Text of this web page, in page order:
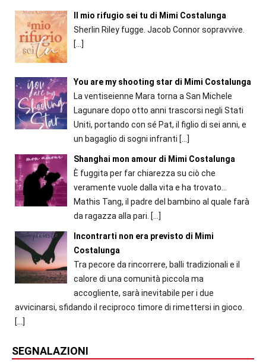
Il mio rifugio sei tu di Mimi Costalunga
Sherlin Riley fugge. Jacob Connor sopravvive.
[…]
You are my shooting star di Mimi Costalunga
La ventiseienne Mara torna a San Michele
Lagunare dopo otto anni trascorsi negli Stati
Uniti, portando con sé Pat, il figlio di sei anni, e
un bagaglio di sogni infranti […]
Shanghai mon amour di Mimi Costalunga
È fuggita per far chiarezza su ciò che
veramente vuole dalla vita e ha trovato…
Mathis Tang, il padre del bambino al quale farà
da ragazza alla pari. […]
Incontrarti non era previsto di Mimi
Costalunga
Tra pecore da rincorrere, balli tradizionali e il
calore di una comunità piccola ma
accogliente, sarà inevitabile per i due
avvicinarsi, sfidando il reciproco timore di rimettersi in gioco.
[…]
SEGNALAZIONI